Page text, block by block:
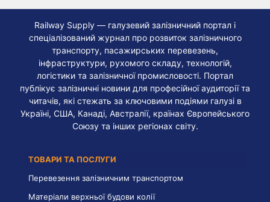
Railway Supply — галузевий залізничний портал і
спеціалізований журнал про розвиток залізничного
транспорту, пасажирських перевезень,
інфраструктури, рухомого складу, технологій,
логістики та залізничної промисловості. Портал
публікує залізничні новини для професійної аудиторії та
читачів, які стежать за ключовими подіями галузі в
Україні, США, Канаді, Австралії, країнах Європейського
Союзу та інших регіонах світу.
ТОВАРИ ТА ПОСЛУГИ
Перевезення залізничним транспортом
Матеріали верхньої будови колії